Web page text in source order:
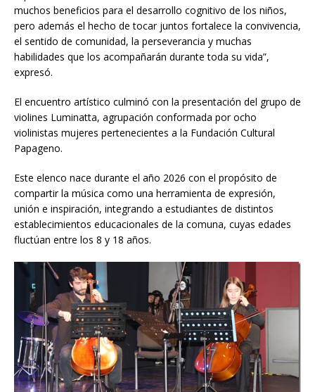
muchos beneficios para el desarrollo cognitivo de los niños,
pero además el hecho de tocar juntos fortalece la convivencia,
el sentido de comunidad, la perseverancia y muchas
habilidades que los acompañarán durante toda su vida”,
expresó.
El encuentro artístico culminó con la presentación del grupo de
violines Luminatta, agrupación conformada por ocho
violinistas mujeres pertenecientes a la Fundación Cultural
Papageno.
Este elenco nace durante el año 2026 con el propósito de
compartir la música como una herramienta de expresión,
unión e inspiración, integrando a estudiantes de distintos
establecimientos educacionales de la comuna, cuyas edades
fluctúan entre los 8 y 18 años.